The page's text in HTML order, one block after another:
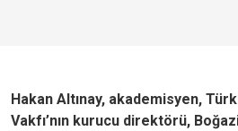
Hakan Altınay, akademisyen,
Vakfı’nın kurucu direktörü,